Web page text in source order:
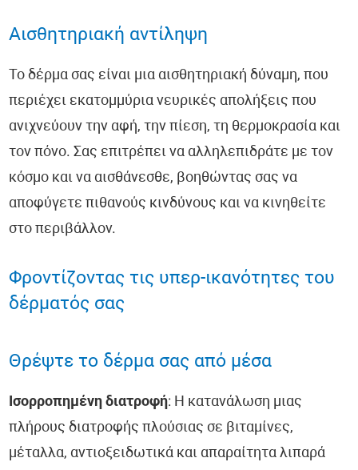
Αισθητηριακή αντίληψη
Το δέρμα σας είναι μια αισθητηριακή δύναμη, που
περιέχει εκατομμύρια νευρικές απολήξεις που
ανιχνεύουν την αφή, την πίεση, τη θερμοκρασία και
τον πόνο. Σας επιτρέπει να αλληλεπιδράτε με τον
κόσμο και να αισθάνεσθε, βοηθώντας σας να
αποφύγετε πιθανούς κινδύνους και να κινηθείτε
στο περιβάλλον.
Φροντίζοντας τις υπερ-ικανότητες του
δέρματός σας
Θρέψτε το δέρμα σας από μέσα
Ισορροπημένη διατροφή: Η κατανάλωση μιας
πλήρους διατροφής πλούσιας σε βιταμίνες,
μέταλλα, αντιοξειδωτικά και απαραίτητα λιπαρά